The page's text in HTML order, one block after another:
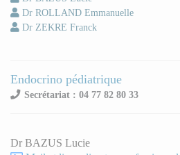
Dr ROLLAND Emmanuelle
Dr ZEKRE Franck
Endocrino pédiatrique
Secrétariat : 04 77 82 80 33
Dr BAZUS Lucie